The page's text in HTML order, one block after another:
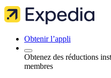
Obtenir l’appli
Obtenez des réductions
membres